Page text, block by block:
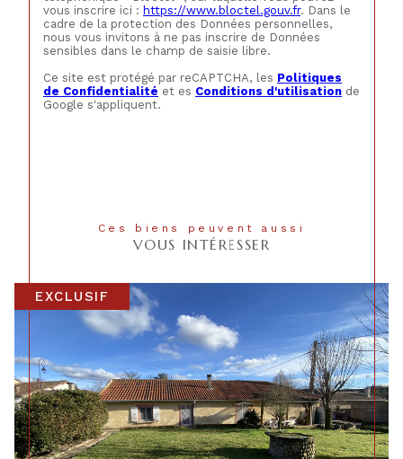
vous inscrire ici : https://www.bloctel.gouv.fr. Dans le
cadre de la protection des Données personnelles,
nous vous invitons à ne pas inscrire de Données
sensibles dans le champ de saisie libre.
Ce site est protégé par reCAPTCHA, les Politiques
de Confidentialité et es Conditions d'utilisation de
Google s'appliquent.
Ces biens peuvent aussi
VOUS INTÉRESSER
EXCLUSIF